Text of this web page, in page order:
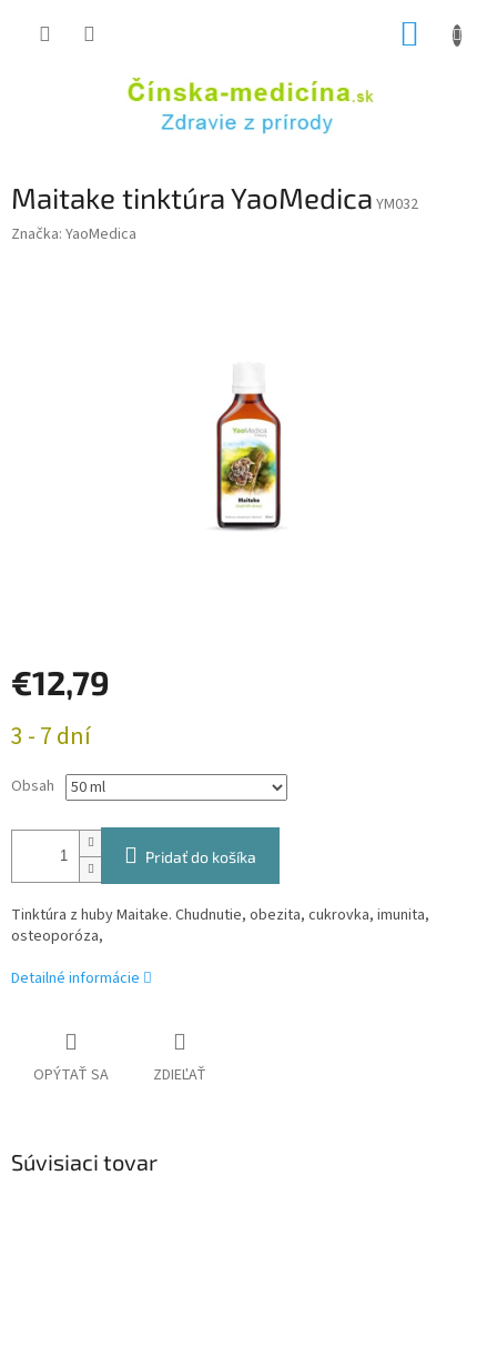
Maitake tinktúra YaoMedica YM032
Značka: YaoMedica
€12,79
cena:
3 - 7 dní
Obsah
Pridať do košíka
Tinktúra z huby Maitake. Chudnutie, obezita, cukrovka, imunita,
osteoporóza,
Detailné informácie
OPÝTAŤ SA ZDIEĽAŤ
Súvisiaci tovar